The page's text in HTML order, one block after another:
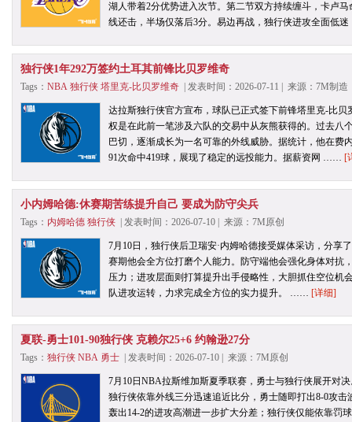
湖人带着2分优势进入次节。第二节双方持续缠斗，卡卢
线还击，半场仅落后3分。易边再战，独行侠进攻全面低
独行侠1年292万签约土耳其前锋比贝罗维奇
Tags： NBA 独行侠 塔里克-比贝罗维奇 | 发表时间：2026-07-11 | 来源：7M制造
达拉斯独行侠官方宣布，球队已正式签下前锋塔里克-比贝
权是在此前一笔涉及六队的交易中从灰熊获得的。过去八
巴切，逐渐成长为一名可靠的外线威胁。据统计，他在费
91次命中419球，展现了稳定的远投能力。据薪资网 …… [
小内姆哈德:休赛期苦练提升自己 要成为防守尖兵
Tags： 内姆哈德 独行侠 | 发表时间：2026-07-10 | 来源：7M原创
7月10日，独行侠后卫瑞安·内姆哈德接受媒体采访，分享
赛期他会全方位打磨个人能力。防守端他会强化身体对抗
压力；进攻层面则打算提升出手侵略性，大胆抓住空位机
队进攻运转，力求完成全方位的实力提升。 …… [详细]
夏联-勇士101-90独行侠 克赖尔25+6 约翰逊27分
Tags： 独行侠 NBA 勇士 | 发表时间：2026-07-10 | 来源：7M原创
7月10日NBA拉斯维加斯夏季联赛，勇士与独行侠展开对
独行侠依靠外线三分迅速追近比分，勇士随即打出8-0攻
轰出14-2的进攻高潮进一步扩大分差；独行侠仅能依靠罚